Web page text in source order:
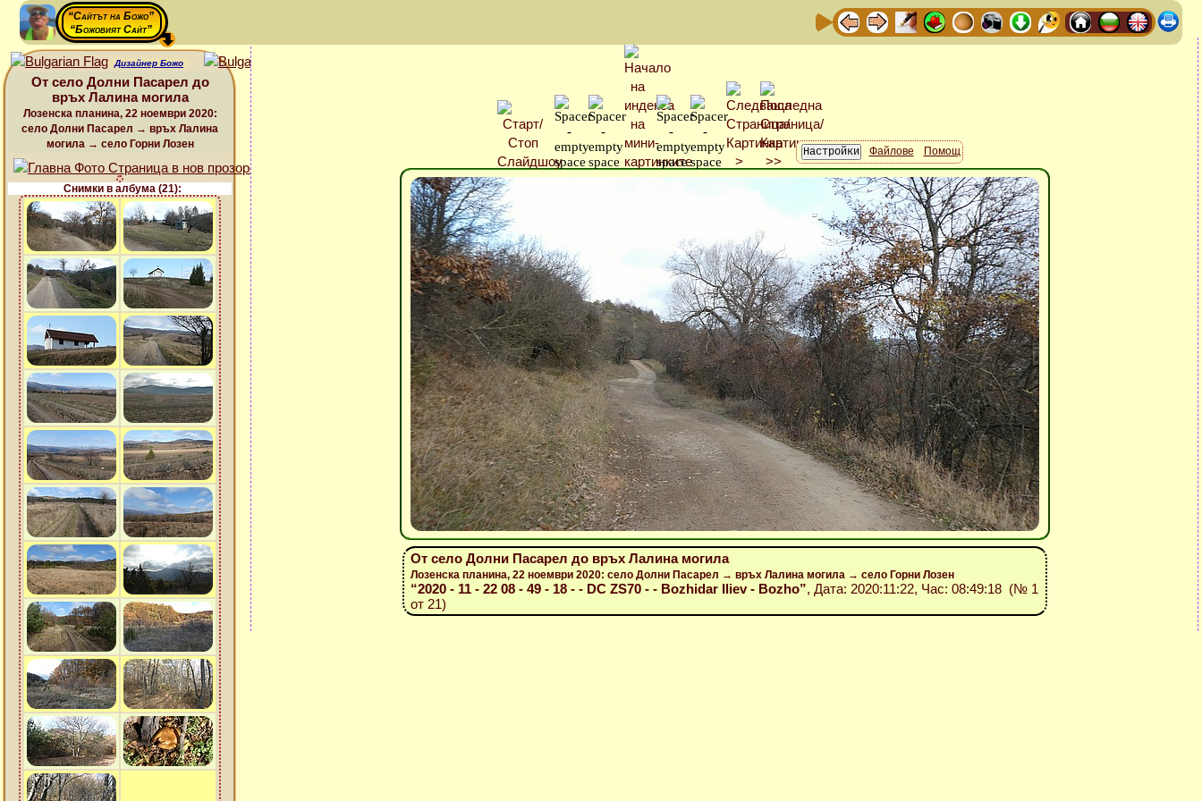
“Сайтът на Божо”
“Божовият Сайт”
Дизайнер Божо
От село Долни Пасарел до
връх Лалина могила
Лозенска планина, 22 ноември 2020:
село Долни Пасарел → връх Лалина
могила → село Горни Лозен
Снимки в албума (21):
Файлове Помощ
От село Долни Пасарел до връх Лалина могила
Лозенска планина, 22 ноември 2020: село Долни Пасарел → връх Лалина могила → село Горни Лозен
“2020 - 11 - 22 08 - 49 - 18 - - DC ZS70 - - Bozhidar Iliev - Bozho”, Дата: 2020:11:22, Час: 08:49:18 (№ 1
от 21)